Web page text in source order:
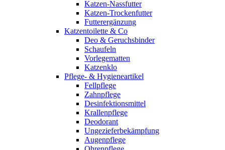
Katzen-Nassfutter
Katzen-Trockenfutter
Futterergänzung
Katzentoilette & Co
Deo & Geruchsbinder
Schaufeln
Vorlegematten
Katzenklo
Pflege- & Hygieneartikel
Fellpflege
Zahnpflege
Desinfektionsmittel
Krallenpflege
Deodorant
Ungezieferbekämpfung
Augenpflege